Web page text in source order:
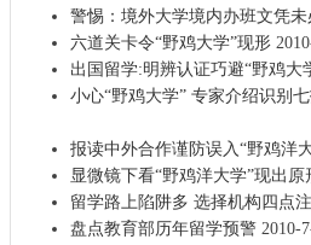
警惕：境外大学境内办班文凭未
六道关卡令“野鸡大学”现形
出国留学:明辨认证巧避“野鸡大
小心“野鸡大学” 专家介绍识别
报读中外合作谨防误入“野鸡洋
显微镜下看“野鸡洋大学”现出原
留学路上陷阱多 选择机构四点
盘点教育部历年留学预警2010-